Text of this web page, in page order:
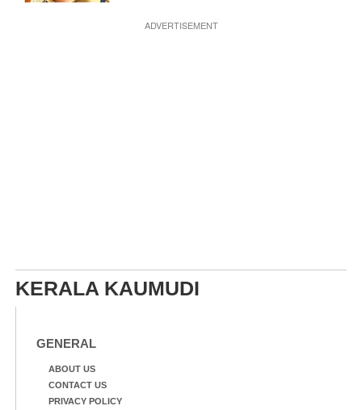
ADVERTISEMENT
KERALA KAUMUDI
GENERAL
ABOUT US
CONTACT US
PRIVACY POLICY